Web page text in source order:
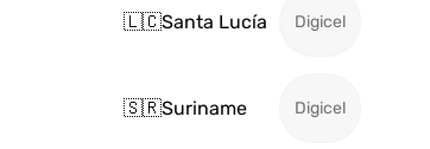
🇱🇨Santa Lucía Digicel
🇸🇷Suriname Digicel